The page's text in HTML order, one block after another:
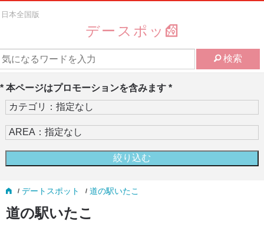
日本全国版
デースポッ
検索
* 本ページはプロモーションを含みます *
デートスポット 道の駅いたこ
道の駅いたこ